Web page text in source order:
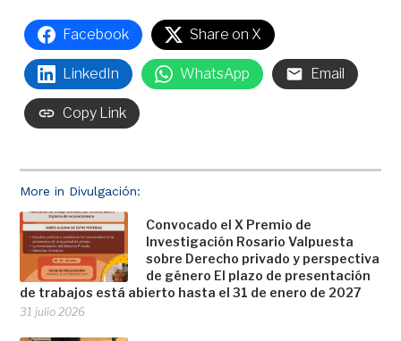
More in Divulgación:
Convocado el X Premio de
Investigación Rosario Valpuesta
sobre Derecho privado y perspectiva
de género El plazo de presentación
de trabajos está abierto hasta el 31 de enero de 2027
31 julio 2026
Facebook Share on X
LinkedIn WhatsApp Email
Copy Link